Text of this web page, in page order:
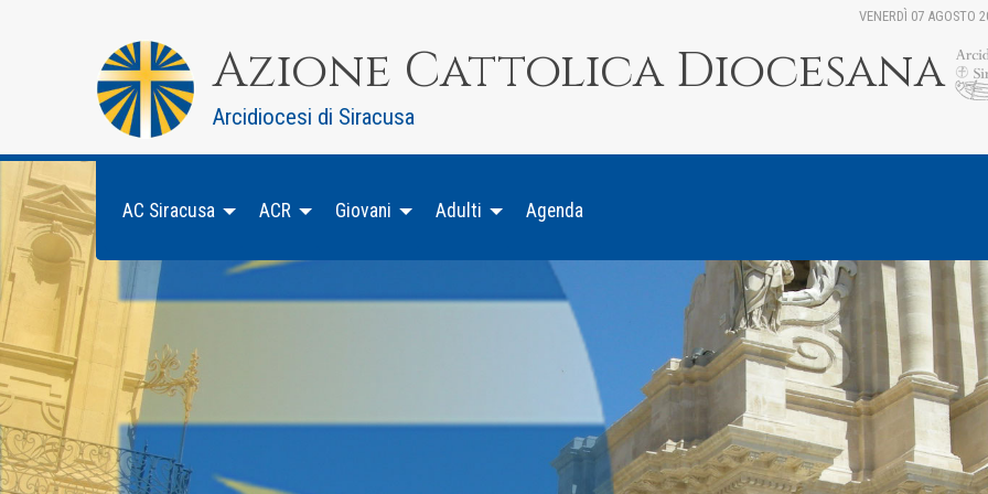
VENERDÌ 07 AGOSTO
Azione Cattolica Diocesana
Arcidiocesi di Siracusa
AC Siracusa ACR Giovani Adulti Agenda